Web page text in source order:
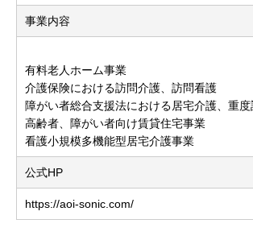
事業内容
有料老人ホーム事業
介護保険における訪問介護、訪問看護
障がい者総合支援法における居宅介護、重
高齢者、障がい者向け賃貸住宅事業
看護小規模多機能型居宅介護事業
公式HP
https://aoi-sonic.com/